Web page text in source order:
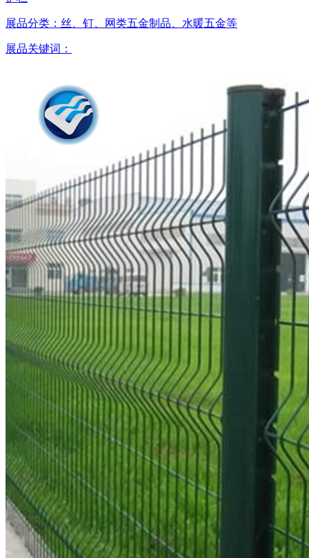
展品分类： 丝、钉、网类五金制品、水暖五金等
展品关键词：